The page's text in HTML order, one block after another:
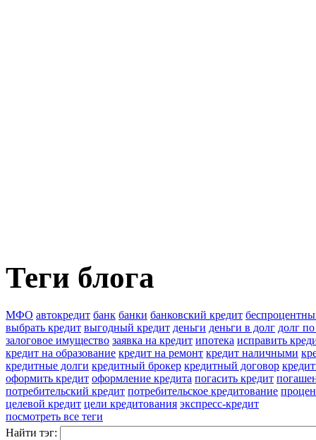
Теги блога
МФО автокредит банк банки банковский кредит
выбрать кредит выгодный кредит деньги деньги в долг долг
залоговое имущество заявка на кредит ипотека исправить
кредит на образование кредит на ремонт кредит наличными
кредитные долги кредитный брокер кредитный договор
оформить кредит оформление кредита погасить кредит
потребительский кредит потребительское кредитование
целевой кредит цели кредитования экспресс-кредит
посмотреть все теги
Найти тэг: